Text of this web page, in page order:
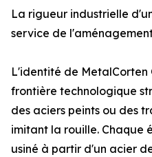
La rigueur industrielle
service de
L'identité de MetalCorten
frontière technologique
des aciers peints ou des
imitant la rouille. Chaque
usiné à partir d'un acier